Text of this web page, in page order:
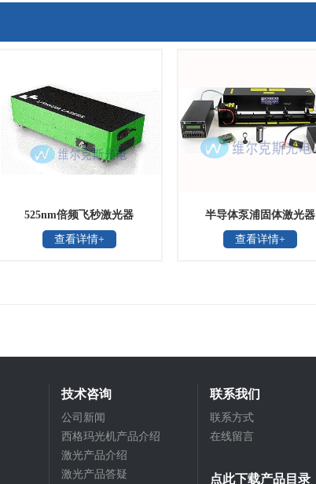
525nm倍频飞秒激光器
查看详情+
半导体泵浦固体激光器
查看详情+
技术咨询
公司新闻
西格玛光机产品介绍
激光产品介绍
激光产品答疑
联系我们
联系方式
在线留言
点此下载产品目录